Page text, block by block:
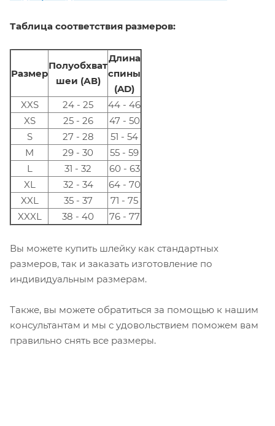
Таблица соответствия размеров:
Размер
Полуобхват
шеи (АВ)
Длина
спины
(AD)
XXS
24 - 25
44 - 46
XS
25 - 26
47 - 50
S
27 - 28
51 - 54
M
29 - 30
55 - 59
L
31 - 32
60 - 63
XL
32 - 34
64 - 70
XXL
35 - 37
71 - 75
XXXL
38 - 40 76 - 77
Вы можете купить шлейку как стандартных
размеров, так и заказать изготовление по
индивидуальным размерам.
Также, вы можете обратиться за помощью к нашим
консультантам и мы с удовольствием поможем вам
правильно снять все размеры.